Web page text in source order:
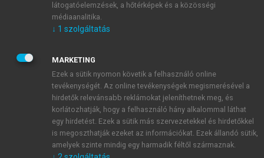
JELSZÓ
JELSZÓ ÚJRA
Kérek értesítést a MeRSZ újdonságairól, akcióiról.
látogatóelemzések, a hőtérképek és a közösségi
médiaanalitika.
↓ 1 szolgáltatás
MARKETING
Ezek a sütik nyomon követik a felhasználó online
tevékenységét. Az online tevékenységek megismerésével a
hirdetők relevánsabb reklámokat jeleníthetnek meg, és
korlátozhatják, hogy a felhasználó hány alkalommal láthat
egy hirdetést. Ezek a sütik más szervezetekkel és hirdetőkkel
is megoszthatják ezeket az információkat. Ezek állandó sütik,
amelyek szinte mindig egy harmadik féltől származnak.